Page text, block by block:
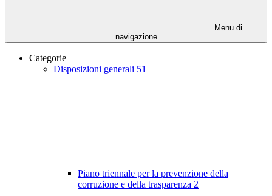
Menu di
navigazione
Categorie
Disposizioni generali 51
Piano triennale per la prevenzione della
corruzione e della trasparenza 2